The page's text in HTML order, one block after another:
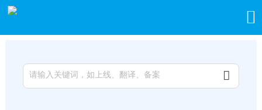

